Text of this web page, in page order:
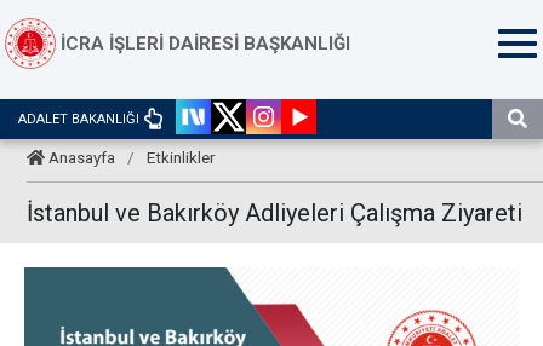
İCRA İŞLERİ DAİRESİ BAŞKANLIĞI
ADALET BAKANLIĞI
Anasayfa / Etkinlikler
İstanbul ve Bakırköy Adliyeleri Çalışma Ziyareti